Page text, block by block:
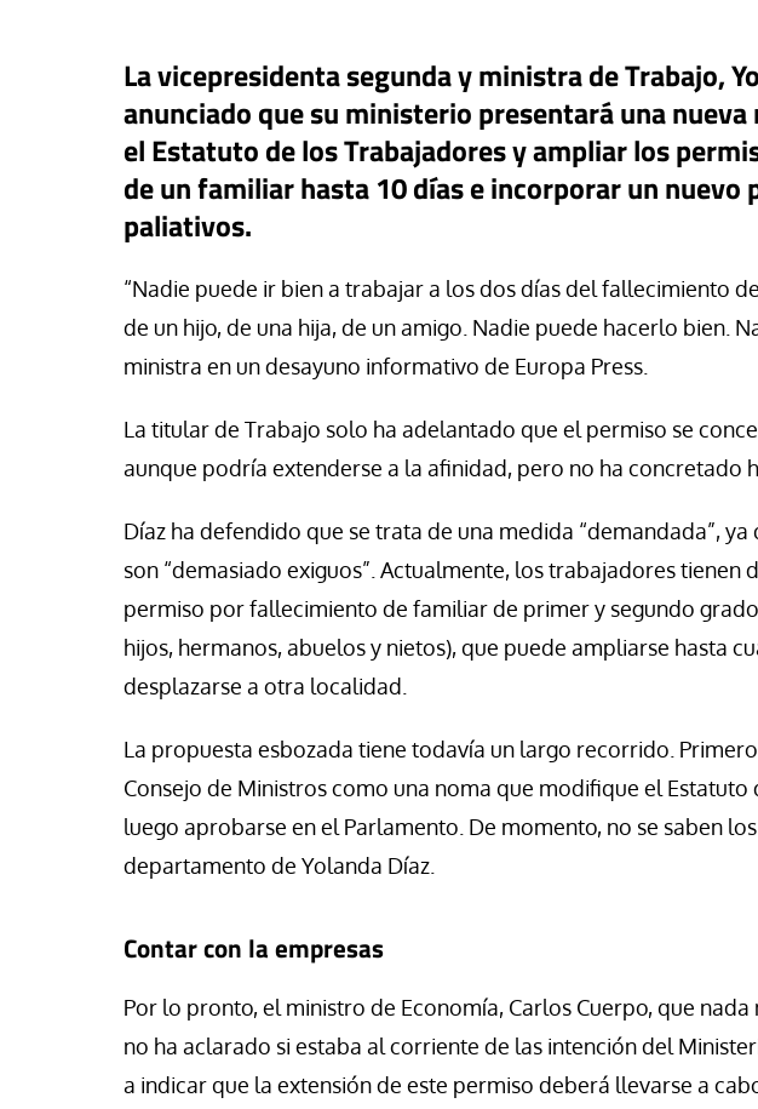
La vicepresidenta segunda y ministra de Trabajo,
anunciado que su ministerio presentará una
el Estatuto de los Trabajadores y ampliar los
de un familiar hasta 10 días e incorporar un nuevo
paliativos.
“Nadie puede ir bien a trabajar a los dos días del fallecimiento
de un hijo, de una hija, de un amigo. Nadie puede hacerlo bien.
ministra en un desayuno informativo de Europa Press.
La titular de Trabajo solo ha adelantado que el permiso se
aunque podría extenderse a la afinidad, pero no ha concretado
Díaz ha defendido que se trata de una medida “demandada”,
son “demasiado exiguos”. Actualmente, los trabajadores tienen
permiso por fallecimiento de familiar de primer y segundo
hijos, hermanos, abuelos y nietos), que puede ampliarse hasta
desplazarse a otra localidad.
La propuesta esbozada tiene todavía un largo recorrido.
Consejo de Ministros como una noma que modifique el
luego aprobarse en el Parlamento. De momento, no se saben
departamento de Yolanda Díaz.
Contar con la empresas
Por lo pronto, el ministro de Economía, Carlos Cuerpo, que
no ha aclarado si estaba al corriente de las intención del
a indicar que la extensión de este permiso deberá llevarse a
Canarias reclama una
urgente para proteger
Luis Palacios
dulzura y la paz
Paco (Quisco) Vicente